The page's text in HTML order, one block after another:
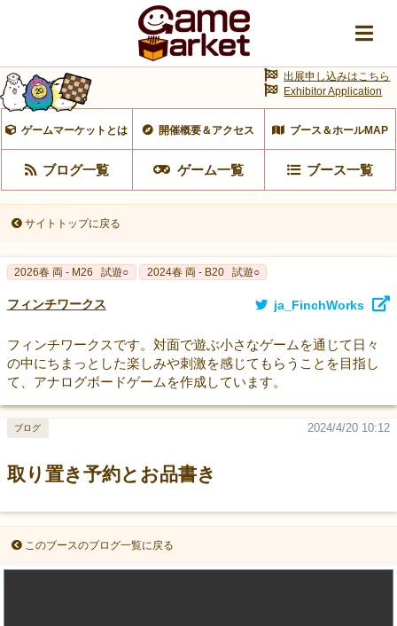
ゲームマーケットとは 開催概要＆アクセス ブース＆ホールMAP
ブログ一覧 ゲーム一覧 ブース一覧
出展申し込みはこちら
Exhibitor Application
サイトトップに戻る
2026春 両 - M26 試遊○ 2024春 両 - B20 試遊○
フィンチワークス ja_FinchWorks
フィンチワークスです。対面で遊ぶ小さなゲームを通じて日々
の中にちまっとした楽しみや刺激を感じてもらうことを目指し
て、アナログボードゲームを作成しています。
取り置き予約とお品書き
2024/4/20 10:12
ブログ
このブースのブログ一覧に戻る